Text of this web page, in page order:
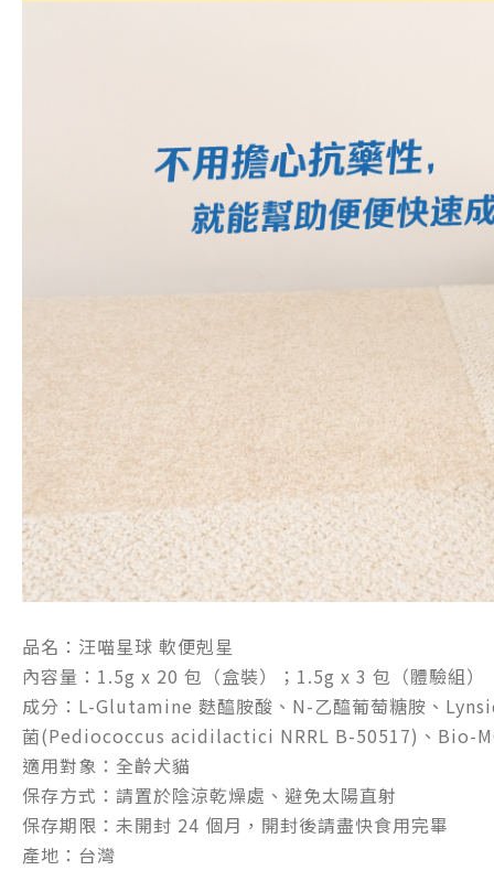
品名：汪喵星球 軟便剋星
內容量：1.5g x 20 包（盒裝）；1.5g x 3 包（體驗組）
成分：L-Glutamine 麩醯胺酸、N-乙醯葡萄糖胺、
菌(Pediococcus acidilactici NRRL B-50517)、Bio-
適用對象：全齡犬貓
保存方式：請置於陰涼乾燥處、避免太陽直射
保存期限：未開封 24 個月，開封後請盡快食用完畢
產地：台灣